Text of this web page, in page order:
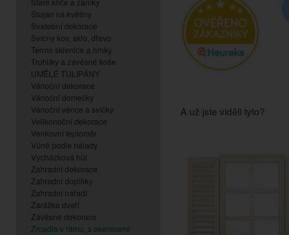
Stojan na květiny
Svatební dekorace
Svícny kov, sklo, dřevo
Termo sklenice a hrnky
Truhlíky a závěsné koše
UMĚLÉ TULIPÁNY
Vánoční dekorace
Vánoční domečky
Vánoční věnce a svíčky
Velikonoční dekorace
Venkovní teploměr
Vůně podle nálady
Vycházková hůl
Zahradní dekorace
Zahradní doplňky
Zahradní nářadí
Zarážka dveří
Závěsné dekorace
Zrcadla v rámu, s okenicemi
A už jste viděli tyto?